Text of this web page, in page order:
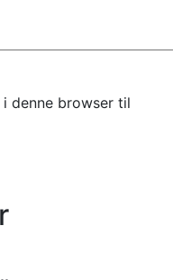
denne browser til